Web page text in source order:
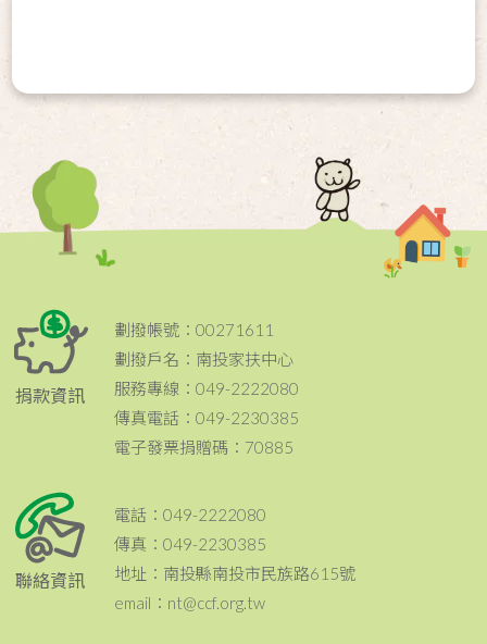
捐款資訊
劃撥帳號：00271611
劃撥戶名：南投家扶中心
服務專線：049-2222080
傳真電話：049-2230385
電子發票捐贈碼：70885
聯絡資訊
電話：049-2222080
傳真：049-2230385
地址：南投縣南投市民族路615號
email：nt@ccf.org.tw